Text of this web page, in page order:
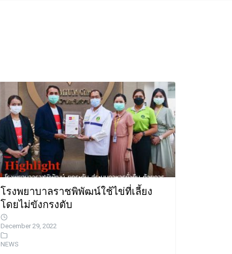
โรงพยาบาลราชพิพัฒน์ใช้ไข่ที่เลี้ยง
โดยไม่ขังกรงตับ
December 29, 2022
NEWS